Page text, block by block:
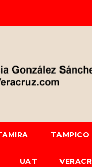
TAMPICO
UAT